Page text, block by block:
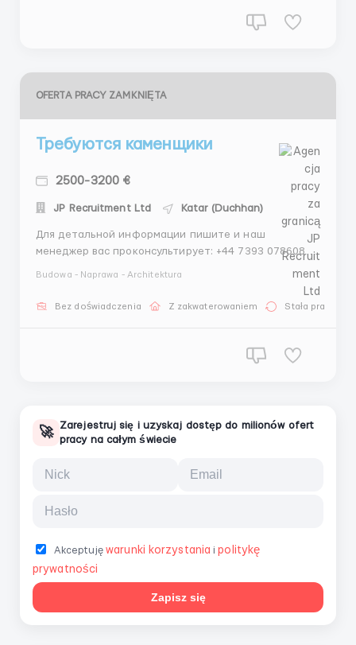
OFERTA PRACY ZAMKNIĘTA
Требуются каменщики
2500-3200 €
JP Recruitment Ltd Katar (Duchhan)
Для детальной информации пишите и наш
менеджер вас проконсультирует: +44 7393 078608 -
опытных каменщиков присоединиться к нашей
Budowa - Naprawa - Architektura
Bez doświadczenia Z zakwaterowaniem Stała praca
🚀
Zarejestruj się i uzyskaj dostęp do milionów ofert
pracy na całym świecie
Akceptujęwarunki korzystania ipolitykę
prywatności
Zapisz się